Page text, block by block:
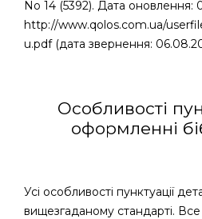
No 14 (5392). Дата оновлення:
http://www.qolos.com.ua/
u.pdf (дата звернення:
Особливості
оформленні
Усі особливості пунктуації
вищезгаданому стандарті.